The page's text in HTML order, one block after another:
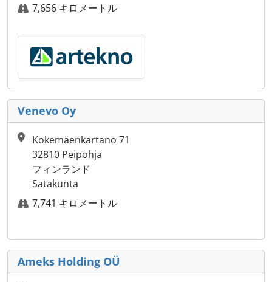
7,656 キロメートル
Venevo Oy
Kokemäenkartano 71
32810 Peipohja
フィンランド
Satakunta
7,741 キロメートル
Ameks Holding OÜ